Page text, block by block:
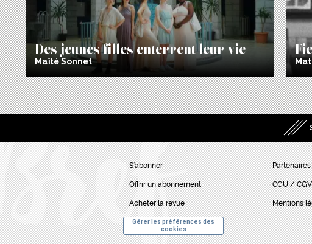
Des jeunes filles enterrent leur vie
Maïté Sonnet
S’abonner
Offrir un abonnement
Acheter la revue
Partenaires
CGU / CGV
Mentions
Gérer les préférences des
cookies